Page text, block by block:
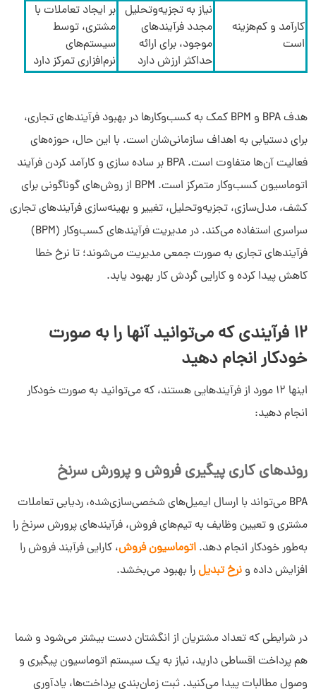
کارآمد و کم‌هزینه
است
نیاز به تجزیه‌و‌تحلیل
مجدد فرآیندهای
موجود، برای ارائه
حداکثر ارزش دارد
بر ایجاد تعاملات با
مشتری، توسط
سیستم‌های
نرم‌افزاری تمرکز دارد
هدف BPA و BPM کمک به کسب‌وکارها در بهبود فرآیندهای تجاری،
برای دستیابی به اهداف سازمانی‌شان است. با این حال، حوزه‌های
فعالیت آن‌ها متفاوت است. BPA بر ساده سازی و کارآمد کردن فرآیند
اتوماسیون کسب‌وکار متمرکز است. BPM از روش‌های گوناگونی برای
کشف، مدل‌سازی، تجزیه‌وتحلیل، تغییر و بهینه‌سازی فرآیندهای تجاری
سراسری استفاده می‌کند. در مدیریت فرآیندهای کسب‌وکار (BPM)
فرآیندهای تجاری به صورت جمعی مدیریت می‌شوند؛ تا نرخ خطا
کاهش پیدا کرده و کارایی گردش کار بهبود یابد.
12 فرآیندی که می‌توانید آنها را به صورت
خودکار انجام دهید
اینها 12 مورد از فرآیندهایی هستند، که می‌توانید به صورت خودکار
انجام دهید:
روندهای کاری پیگیری فروش و پرورش سرنخ
BPA می‌تواند با ارسال ایمیل‌های شخصی‌سازی‌شده، ردیابی تعاملات
مشتری و تعیین وظایف به تیم‌های فروش، فرآیندهای پرورش سرنخ را
به‌طور خودکار انجام دهد. اتوماسیون فروش، کارایی فرآیند فروش را
افزایش داده و نرخ تبدیلرا بهبود می‌بخشد.
در شرایطی که تعداد مشتریان از انگشتان دست بیشتر می‌شود و شما
هم پرداخت اقساطی دارید، نیاز به یک سیستم اتوماسیون پیگیری و
وصول مطالبات پیدا می‌کنید. ثبت زمان‌بندی پرداخت‌ها، یادآوری